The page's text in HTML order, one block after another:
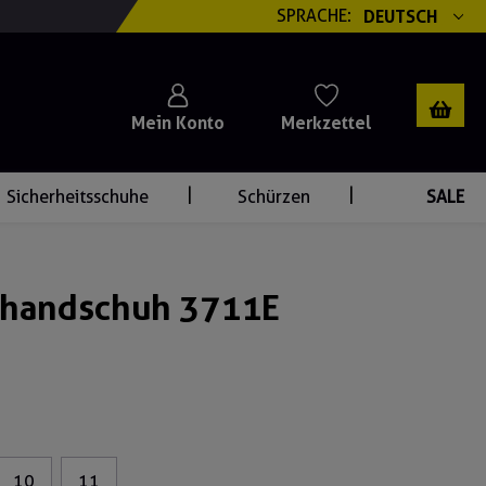
SPRACHE: DEUTSCH
Mein Konto Merkzettel
Sicherheitsschuhe Schürzen SALE
3711E
10 11